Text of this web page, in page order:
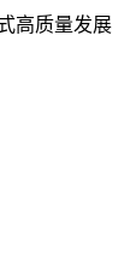
高质量发展